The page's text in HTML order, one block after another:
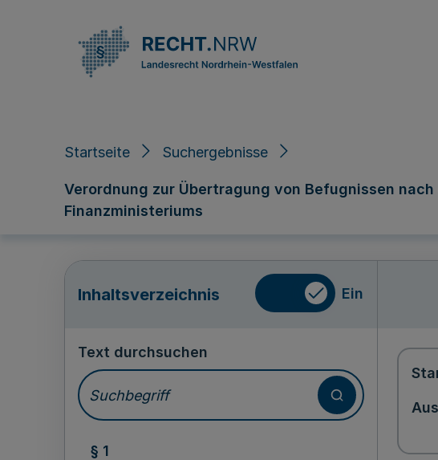
Startseite Suchergebnisse
Verordnung zur Übertragung von Befugnissen
Finanzministeriums
Inhaltsverzeichnis Ein
Text durchsuchen
§ 1